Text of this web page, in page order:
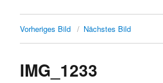
Vorheriges Bild Nächstes Bild
IMG_1233